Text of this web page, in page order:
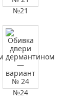
№21
№24